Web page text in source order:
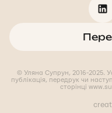
© Уляна Супрун, 2016-2025.
публікація, передрук чи
сторінці